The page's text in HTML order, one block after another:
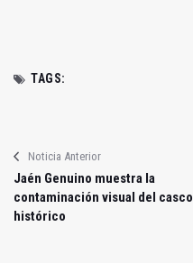
TAGS:
Noticia Anterior
Jaén Genuino muestra la
contaminación visual del casco
histórico